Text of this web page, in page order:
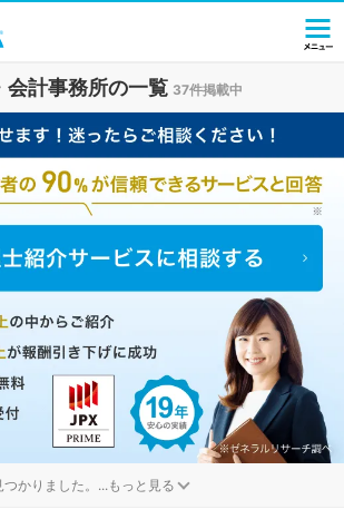
会計事務所の一覧 37件掲載中
かりました。 ...もっと見る